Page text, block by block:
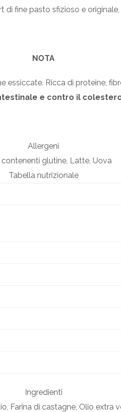
fine pasto sfizioso e
NOTA
Ricca di proteine,
e contro il
Allergeni
contenenti glutine, Latte, Uova
Tabella nutrizionale
Ingredienti
Farina di castagne, Olio extra